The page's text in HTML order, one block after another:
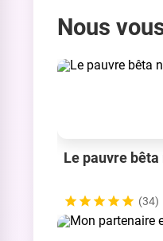
Nous
Le pauvre
(34)